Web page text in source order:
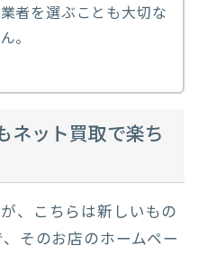
者を選ぶことも大切な
。
ネット買取で楽ち
、こちらは新しいもの
そのお店のホームペー